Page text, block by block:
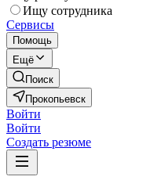
Ищу сотрудника
Сервисы
Помощь
Ещё
Поиск
Прокопьевск
Войти
Войти
Создать резюме